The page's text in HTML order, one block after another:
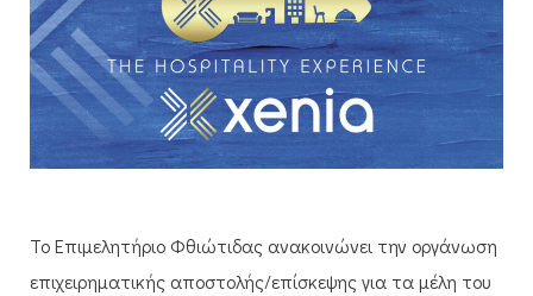
Το Επιμελητήριο Φθιώτιδας ανακοινώνει την οργάνωση
επιχειρηματικής αποστολής/επίσκεψης για τα μέλη του